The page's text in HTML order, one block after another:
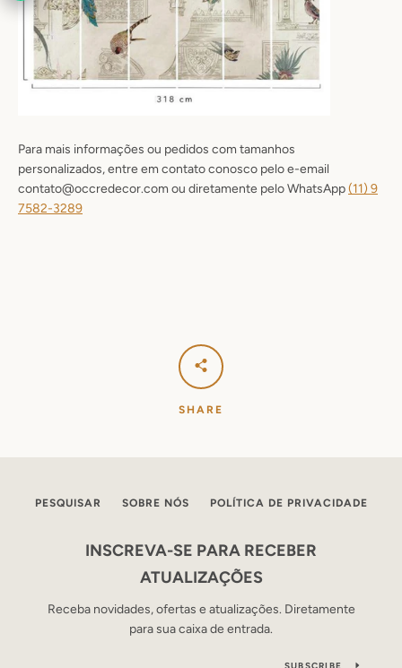
Para mais informações ou pedidos com tamanhos
personalizados, entre em contato conosco pelo e-email
contato@occredecor.com ou diretamente pelo WhatsApp(11) 9
7582-3289
SHARE
PESQUISAR SOBRE NÓS POLÍTICA DE PRIVACIDADE
INSCREVA-SE PARA RECEBER
ATUALIZAÇÕES
Receba novidades, ofertas e atualizações. Diretamente
para sua caixa de entrada.